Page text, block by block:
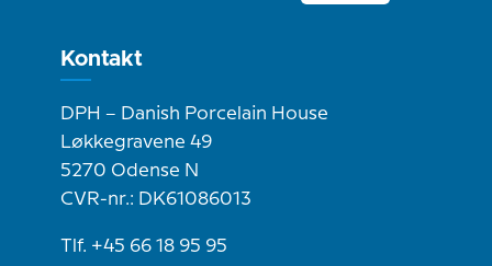
Kontakt
DPH – Danish Porcelain House
Løkkegravene 49
5270 Odense N
CVR-nr.: DK61086013
Tlf. +45 66 18 95 95